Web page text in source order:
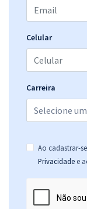
Mentoria 2 em 1 -
Mentoria Furando
Celular
Carreira
Ao cadastrar-
Privacidade e